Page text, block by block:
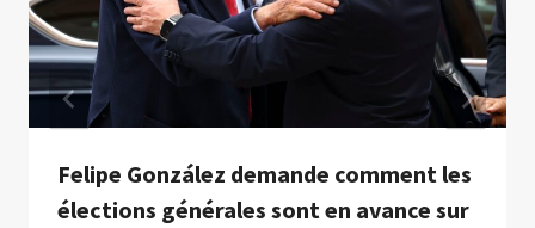
Felipe González demande comment les
élections générales sont en avance sur